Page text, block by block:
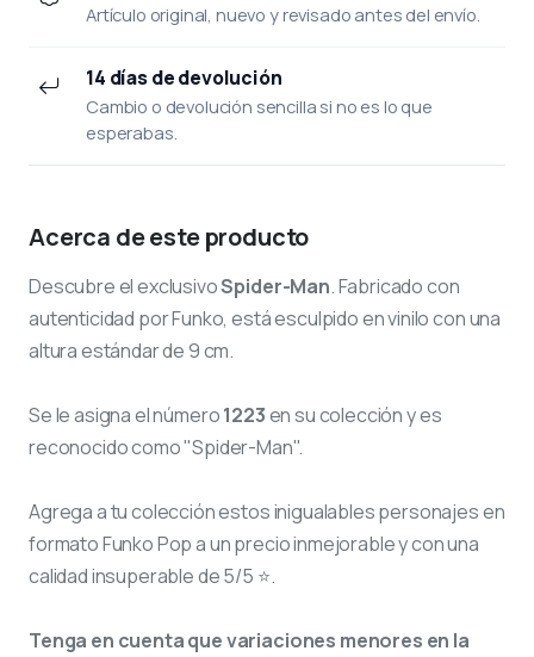
Artículo original, nuevo y revisado antes del envío.
14 días de devolución
Cambio o devolución sencilla si no es lo que
esperabas.
Acerca de este producto
Descubre el exclusivoSpider-Man. Fabricado con
autenticidad por Funko, está esculpido en vinilo con una
altura estándar de 9 cm.
Se le asigna el número1223en su colección y es
reconocido como "Spider-Man".
Agrega a tu colección estos inigualables personajes en
formato Funko Pop a un precio inmejorable y con una
calidad insuperable de 5/5 ⭐.
Tenga en cuenta que variaciones menores en la